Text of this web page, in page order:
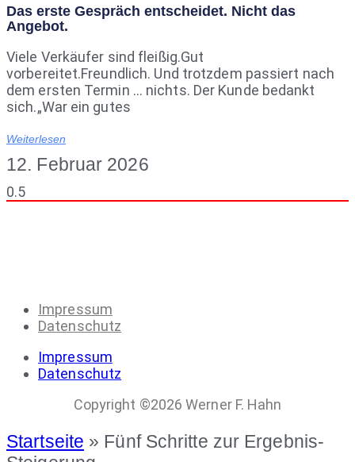
Das erste Gespräch entscheidet. Nicht das
Angebot.
Viele Verkäufer sind fleißig.Gut
vorbereitet.Freundlich. Und trotzdem passiert nach
dem ersten Termin … nichts. Der Kunde bedankt
sich.„War ein gutes
Weiterlesen
12. Februar 2026
Impressum
Datenschutz
Impressum
Datenschutz
Copyright ©2026 Werner F. Hahn
Startseite » Fünf Schritte zur Ergebnis-